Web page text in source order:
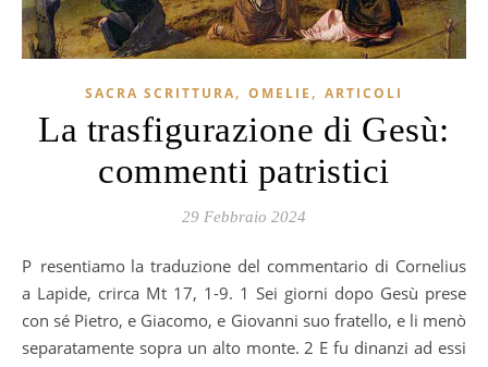
SACRA SCRITTURA, OMELIE , ARTICOLI
La trasfigurazione di Gesù:
commenti patristici
29 Febbraio 2024
Presentiamo la traduzione del commentario di Cornelius
a Lapide, crirca Mt 17, 1-9. 1 Sei giorni dopo Gesù prese
con sé Pietro, e Giacomo, e Giovanni suo fratello, e li menò
separatamente sopra un alto monte. 2 E fu dinanzi ad essi